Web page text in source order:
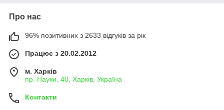
Про нас
96% позитивних з 2633 відгуків за рік
Працює з 20.02.2012
м. Харків
пр. Науки, 40, Харків, Україна
Контакти